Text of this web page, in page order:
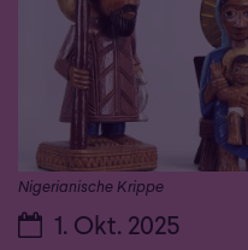
Nigerianische Krippe
Datum:
1. Okt. 2025